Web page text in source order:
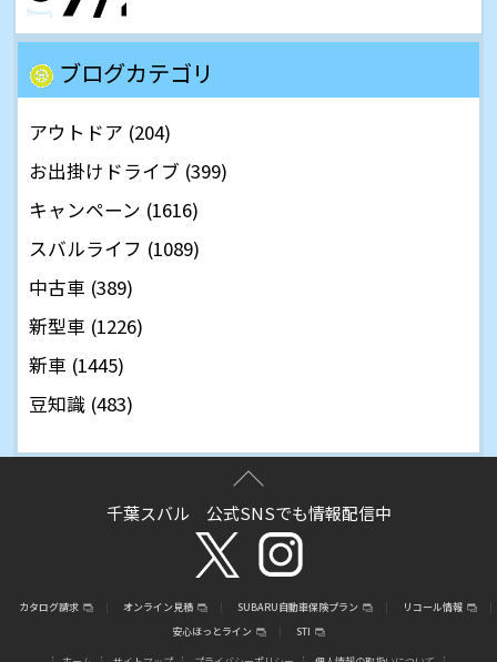
ブログカテゴリ
アウトドア (204)
お出掛けドライブ (399)
キャンペーン (1616)
スバルライフ (1089)
中古車 (389)
新型車 (1226)
新車 (1445)
豆知識 (483)
千葉スバル 公式SNSでも情報配信中
カタログ請求 オンライン見積 SUBARU自動車保険プラン
リコール情報
安心ほっとライン
STI